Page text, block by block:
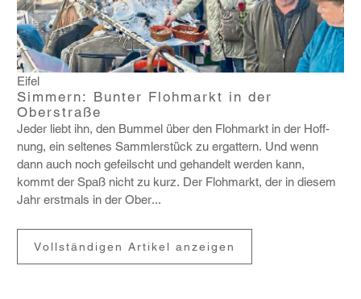
Eifel
Simmern: Bunter Flohmarkt in der
Oberstraße
Jeder liebt ihn, den Bummel über den Floh­markt in der Hoff­
nung, ein seltenes Samm­ler­stück zu ergat­tern. Und wenn
dann auch noch gefeilscht und gehan­delt werden kann,
kommt der Spaß nicht zu kurz. Der Floh­markt, der in diesem
Jahr erst­mals in der Ober...
Vollständigen Artikel anzeigen